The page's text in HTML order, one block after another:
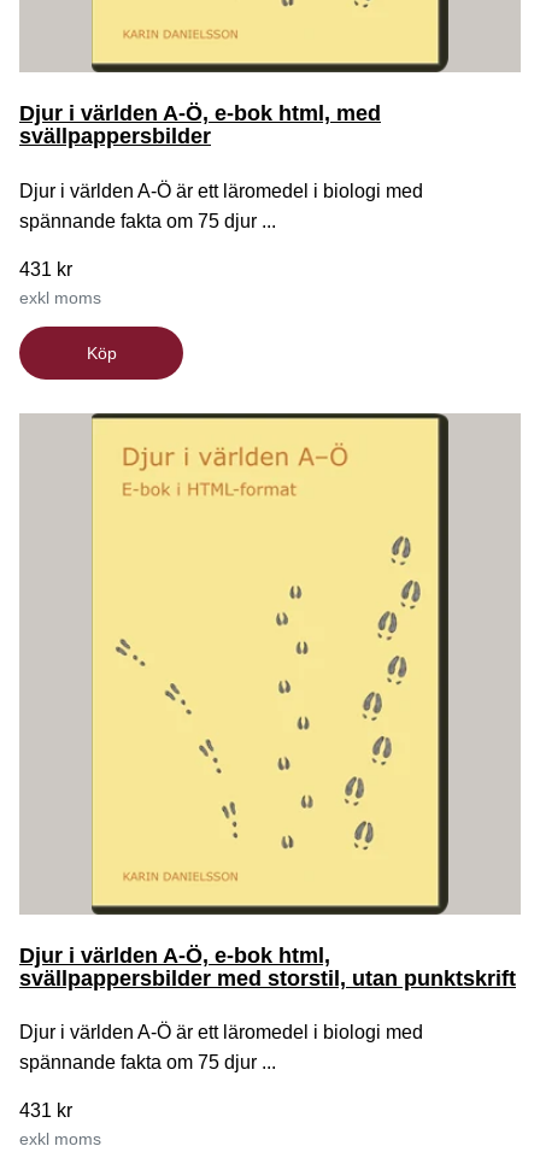
Djur i världen A-Ö, e-bok html, med
svällpappersbilder
Djur i världen A-Ö är ett läromedel i biologi med
spännande fakta om 75 djur ...
431 kr
exkl moms
Köp
Djur i världen A-Ö, e-bok html,
svällpappersbilder med storstil, utan punktskrift
Djur i världen A-Ö är ett läromedel i biologi med
spännande fakta om 75 djur ...
431 kr
exkl moms